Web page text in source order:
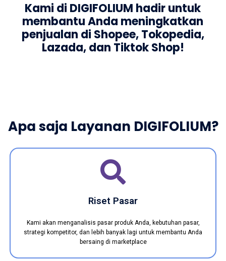
Kami di DIGIFOLIUM hadir untuk
membantu Anda meningkatkan
penjualan di Shopee, Tokopedia,
Lazada, dan Tiktok Shop!
Apa saja Layanan DIGIFOLIUM?
Riset Pasar
Kami akan menganalisis pasar produk Anda, kebutuhan pasar,
strategi kompetitor, dan lebih banyak lagi untuk membantu Anda
bersaing di marketplace